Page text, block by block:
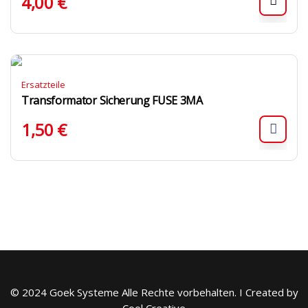
Ersatzteile
Transformator Sicherung FUSE 3MA
1,50 €
© 2024 Goek Systeme Alle Rechte vorbehalten. I Created by